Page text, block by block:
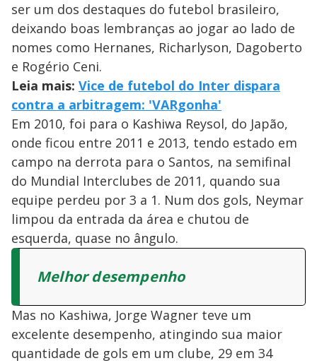
ser um dos destaques do futebol brasileiro,
deixando boas lembranças ao jogar ao lado de
nomes como Hernanes, Richarlyson, Dagoberto
e Rogério Ceni.
Leia mais: Vice de futebol do Inter dispara
contra a arbitragem: 'VARgonha'
Em 2010, foi para o Kashiwa Reysol, do Japão,
onde ficou entre 2011 e 2013, tendo estado em
campo na derrota para o Santos, na semifinal
do Mundial Interclubes de 2011, quando sua
equipe perdeu por 3 a 1. Num dos gols, Neymar
limpou da entrada da área e chutou de
esquerda, quase no ângulo.
Melhor desempenho
Mas no Kashiwa, Jorge Wagner teve um
excelente desempenho, atingindo sua maior
quantidade de gols em um clube, 29 em 34